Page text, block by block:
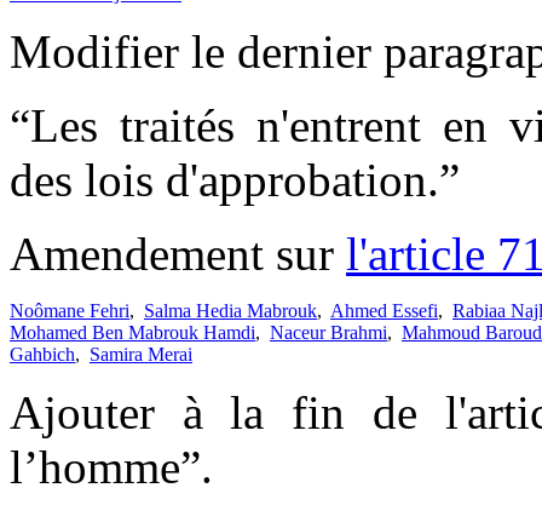
Modifier le dernier
“Les traités n'entrent en
des lois d'approbation.”
Amendement sur l'article
Noômane Fehri, Salma Hedia Mabrouk, Ahmed Essefi, Rabiaa
Mohamed Ben Mabrouk Hamdi, Naceur Brahmi, Mahmoud
Gahbich, Samira Merai
Ajouter à la fin de
l’homme”.